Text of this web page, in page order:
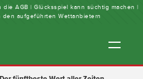
AGB | Glücksspiel kann süchtig machen |
den aufgeführten Wettanbietern